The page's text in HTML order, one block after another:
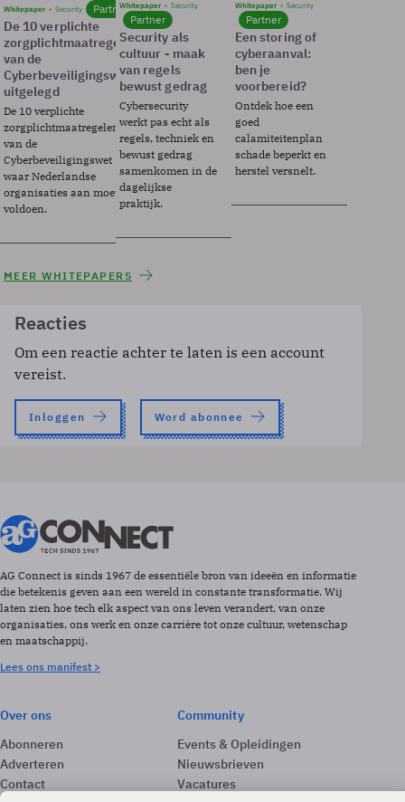
Whitepaper Security Partner
De 10 verplichte
zorgplichtmaatregelen
van de
Cyberbeveiligingswet
uitgelegd
De 10 verplichte
zorgplichtmaatregelen
van de
Cyberbeveiligingswet
waar Nederlandse
organisaties aan moeten
voldoen.
Whitepaper Security
Partner
Security als
cultuur - maak
van regels
bewust gedrag
Cybersecurity
werkt pas echt als
regels, techniek en
bewust gedrag
samenkomen in de
dagelijkse
praktijk.
Whitepaper Security
Partner
Een storing of
cyberaanval:
ben je
voorbereid?
Ontdek hoe een
goed
calamiteitenplan
schade beperkt en
herstel versnelt.
MEER WHITEPAPERS
Reacties
Om een reactie achter te laten is een account
vereist.
Inloggen Word abonnee
AG Connect is sinds 1967 de essentiële bron van ideeën en informatie
die betekenis geven aan een wereld in constante transformatie. Wij
laten zien hoe tech elk aspect van ons leven verandert, van onze
organisaties, ons werk en onze carrière tot onze cultuur, wetenschap
en maatschappij.
Lees ons manifest >
Over ons
Abonneren
Adverteren
Contact
Community
Events & Opleidingen
Nieuwsbrieven
Vacatures